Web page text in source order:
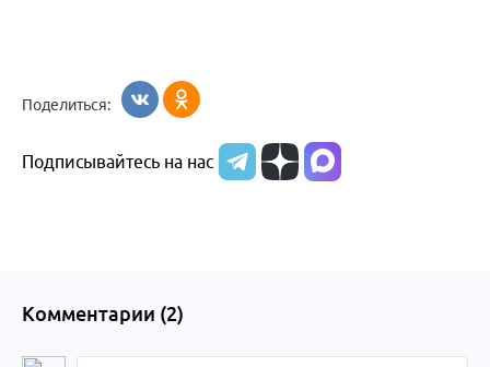
Поделиться:
Подписывайтесь на нас
Комментарии (2)